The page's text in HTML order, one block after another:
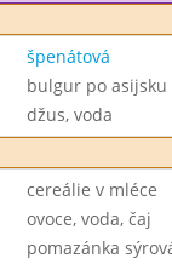
špenátová
bulgur po asijsku
džus, voda
cereálie v mléce
ovoce, voda, čaj
pomazánka